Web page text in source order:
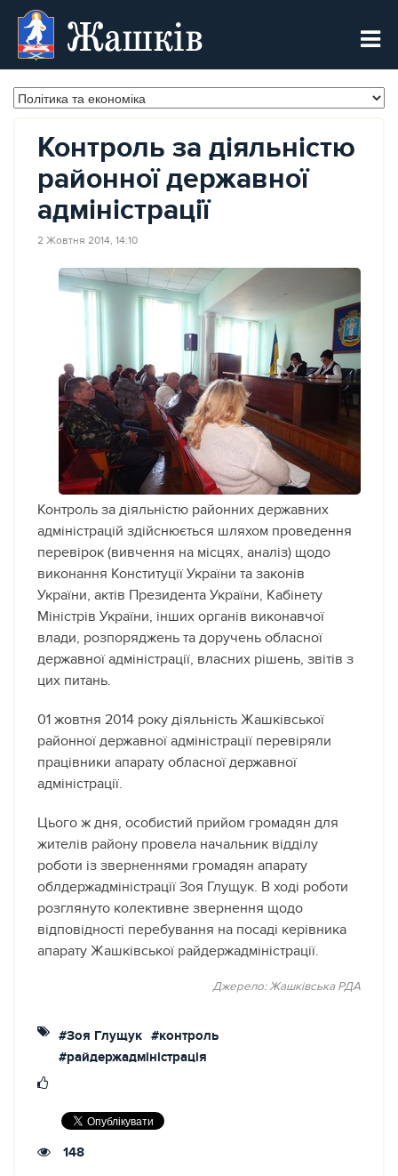
Жашків
Контроль за діяльністю
районної державної
адміністрації
2 Жовтня 2014, 14:10
Контроль за діяльністю районних державних
адміністрацій здійснюється шляхом проведення
перевірок (вивчення на місцях, аналіз) щодо
виконання Конституції України та законів
України, актів Президента України, Кабінету
Міністрів України, інших органів виконавчої
влади, розпоряджень та доручень обласної
державної адміністрації, власних рішень, звітів з
цих питань.
01 жовтня 2014 року діяльність Жашківської
районної державної адміністрації перевіряли
працівники апарату обласної державної
адміністрації.
Цього ж дня, особистий прийом громадян для
жителів району провела начальник відділу
роботи із зверненнями громадян апарату
облдержадміністрації Зоя Глущук. В ході роботи
розглянуто колективне звернення щодо
відповідності перебування на посаді керівника
апарату Жашківської райдержадміністрації.
Джерело: Жашківська РДА
#Зоя Глущук #контроль
#райдержадміністрація
148